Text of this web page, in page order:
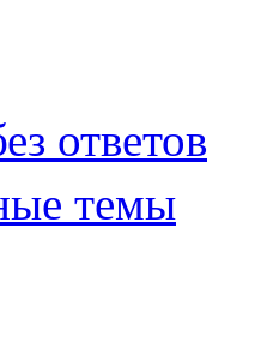
ответов
темы